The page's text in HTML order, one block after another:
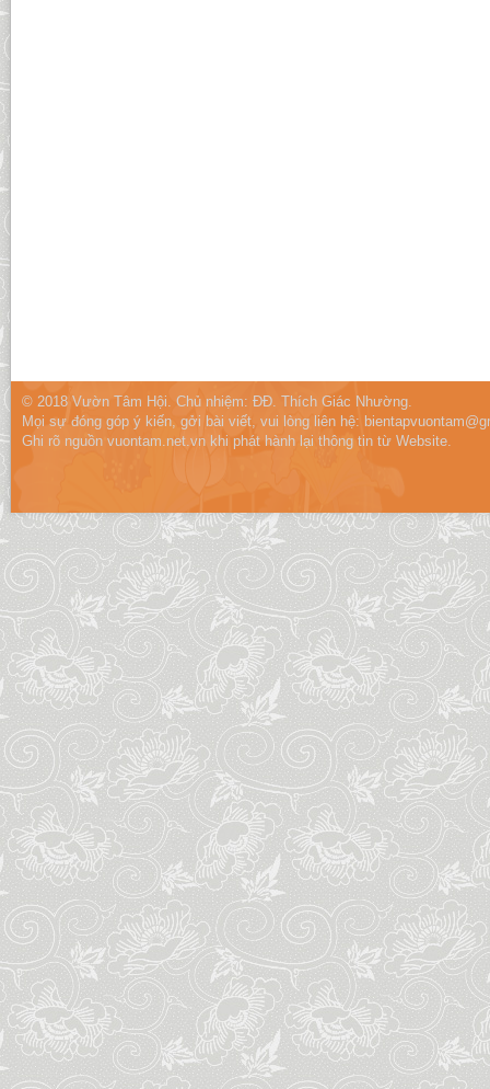
© 2018 Vườn Tâm Hội. Chủ nhiệm: ĐĐ. Thích Giác Nhường.
Mọi sự đóng góp ý kiến, gởi bài viết, vui lòng liên hệ:
Ghi rõ nguồn vuontam.net.vn khi phát hành lại thông tin từ Website.